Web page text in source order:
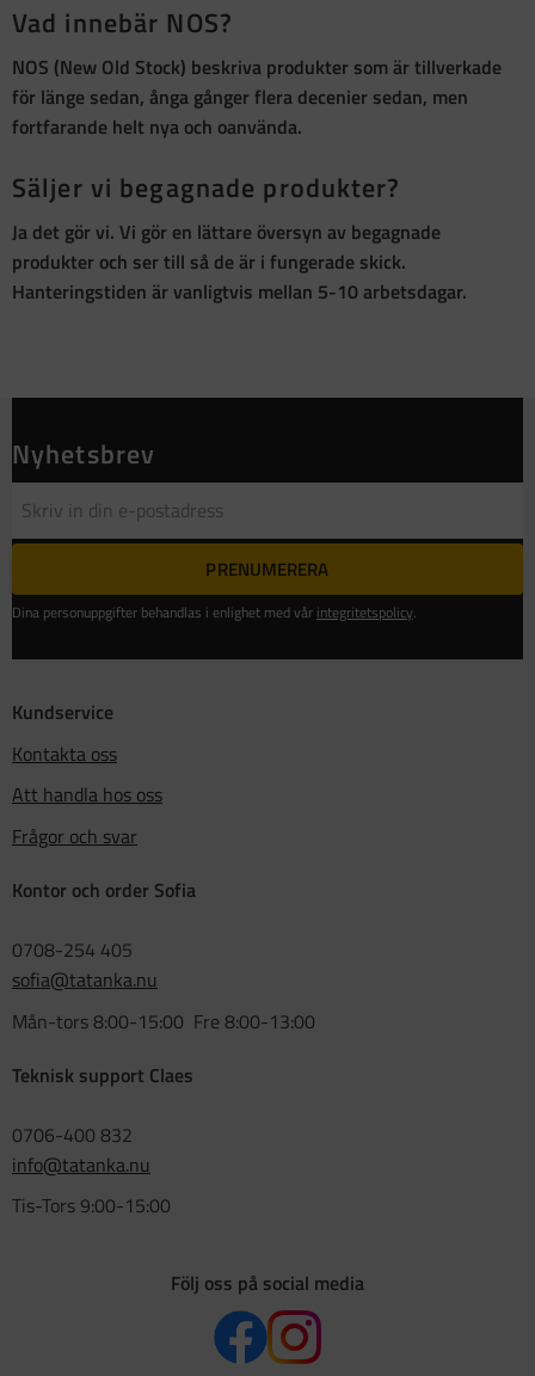
Vad innebär NOS?
NOS (New Old Stock) beskriva produkter som ärtillverkade
för länge sedan, ånga gånger flera decenier sedan, men
fortfarande helt nya och oanvända.
Säljer vi begagnade produkter?
Ja det gör vi. Vi gör en lättare översyn av begagnade
produkter och ser till så de är i fungerade skick.
Hanteringstiden är vanligtvis mellan 5-10 arbetsdagar.
Nyhetsbrev
PRENUMERERA
Dina personuppgifter behandlas i enlighet med vår integritetspolicy.
Kundservice
Kontakta oss
Att handla hos oss
Frågor och svar
Kontor och order Sofia
0708-254 405
sofia@tatanka.nu
Mån-tors 8:00-15:00 Fre 8:00-13:00
Teknisk support Claes
0706-400 832
info@tatanka.nu
Tis-Tors 9:00-15:00
Följ oss på social media